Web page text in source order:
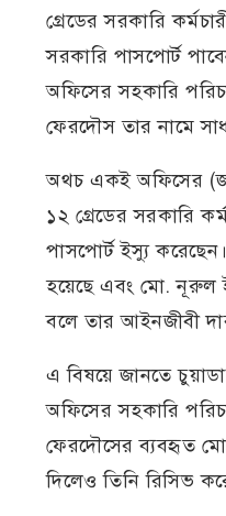
গ্রেডের সরকারি
সরকারি পাসপোর্ট
অফিসের সহকারি
ফেরদৌস তার নামে
অথচ একই অফিসের
১২ গ্রেডের সরকারি
পাসপোর্ট ইস্যু
হয়েছে এবং মো. নূরুল
বলে তার আইনজীবী
এ বিষয়ে জানতে
অফিসের সহকারি
ফেরদৌসের ব্যবহৃত
দিলেও তিনি রিসিভ